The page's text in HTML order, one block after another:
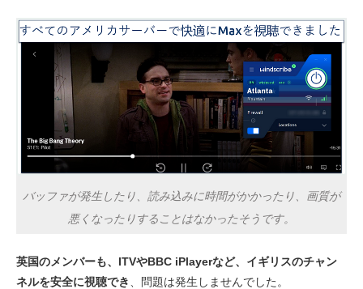
バッファが発生したり、読み込みに時間がかかったり、画質が
悪くなったりすることはなかったそうです。
英国のメンバーも、ITVやBBC iPlayerなど、イギリスのチャン
ネルを安全に視聴でき
、問題は発生しませんでした。